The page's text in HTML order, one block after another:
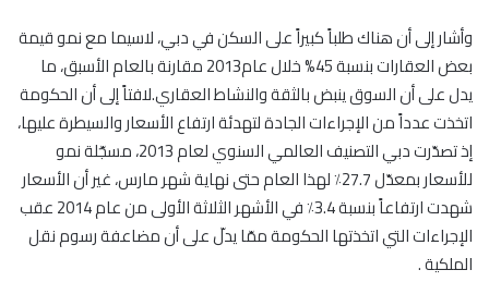
وأشار إلى أن هناك طلباً كبيراً على السكن في دبي، لاسيما مع نمو قيمة
بعض العقارات بنسبة 45% خلال عام2013 مقارنة بالعام الأسبق، ما
يدل على أن السوق ينبض بالثقة والنشاط العقاري.لافتاً إلى أن الحكومة
اتخذت عدداً من الإجراءات الجادة لتهدئة ارتفاع الأسعار والسيطرة عليها،
إذ تصدّرت دبي التصنيف العالمي السنوي لعام 2013، مسجّلة نمو
للأسعار بمعدّل 27.7٪ لهذا العام حتى نهاية شهر مارس، غير أن الأسعار
شهدت ارتفاعاً بنسبة 3.4٪ في الأشهر الثلاثة الأولى من عام 2014 عقب
الإجراءات التي اتخذتها الحكومة ممّا يدلّ على أن مضاعفة رسوم نقل
الملكية .